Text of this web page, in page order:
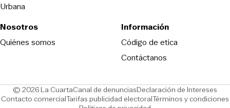
Urbana
Nosotros
Quiénes somos
Información
Código de eticaOpens in new
Contáctanos
© 2026 La CuartaCanal de denunciasOpens in new window
Declaración de Intereses
Contacto comercialOpens in new window
Tarifas publicidad electoralOpens in new window
Términos y condiciones